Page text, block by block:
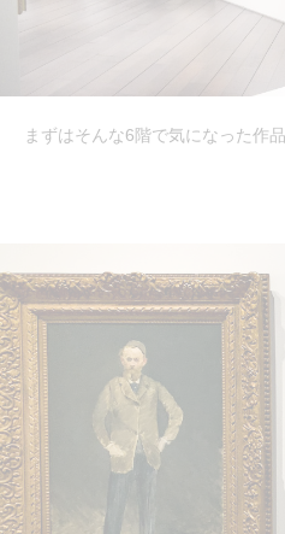
まずはそんな6階で気になった作